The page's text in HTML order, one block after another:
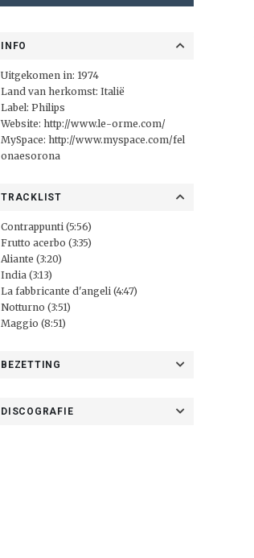
INFO
Uitgekomen in: 1974
Land van herkomst: Italië
Label: Philips
Website: http://www.le-orme.com/
MySpace: http://www.myspace.com/fel
onaesorona
TRACKLIST
Contrappunti (5:56)
Frutto acerbo (3:35)
Aliante (3:20)
India (3:13)
La fabbricante d'angeli (4:47)
Notturno (3:51)
Maggio (8:51)
BEZETTING
DISCOGRAFIE